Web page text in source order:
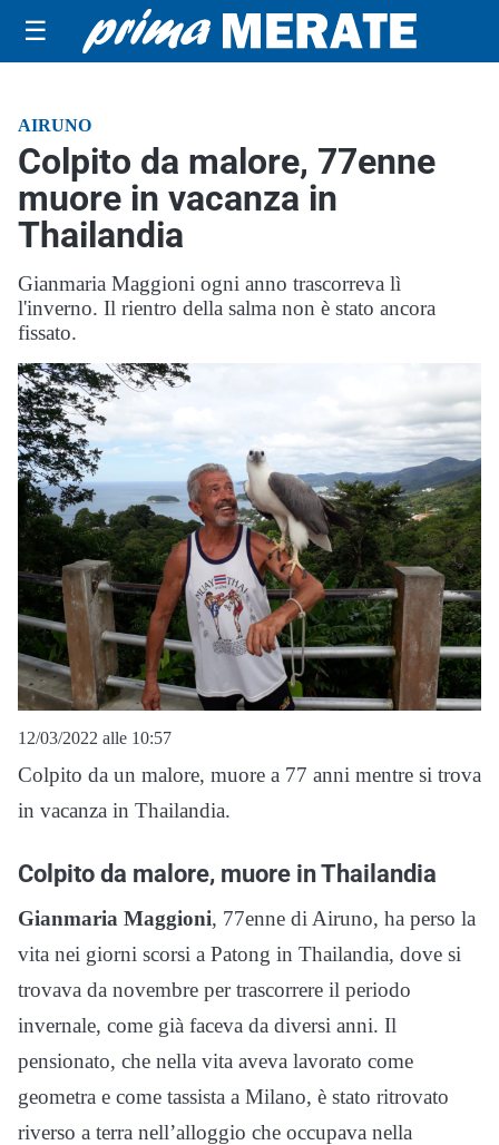
☰
AIRUNO
Colpito da malore, 77enne
muore in vacanza in
Thailandia
Gianmaria Maggioni ogni anno trascorreva lì
l'inverno. Il rientro della salma non è stato ancora
fissato.
12/03/2022 alle 10:57
Colpito da un malore, muore a 77 anni mentre si trova
in vacanza in Thailandia.
Colpito da malore, muore in Thailandia
Gianmaria Maggioni, 77enne di Airuno, ha perso la
vita nei giorni scorsi a Patong in Thailandia, dove si
trovava da novembre per trascorrere il periodo
invernale, come già faceva da diversi anni. Il
pensionato, che nella vita aveva lavorato come
geometra e come tassista a Milano, è stato ritrovato
riverso a terra nell’alloggio che occupava nella